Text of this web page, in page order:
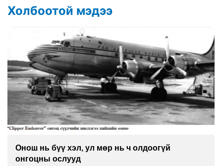
Холбоотой мэдээ
Онош нь бүү хэл, ул мөр нь ч олдоогүй
онгоцны ослууд